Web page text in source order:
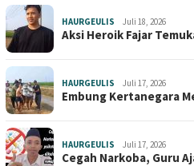
HAURGEULIS Juli 18, 2026
Aksi Heroik Fajar
HAURGEULIS Juli 17, 2026
Embung Kertanegara
HAURGEULIS Juli 17, 2026
Cegah Narkoba, Guru